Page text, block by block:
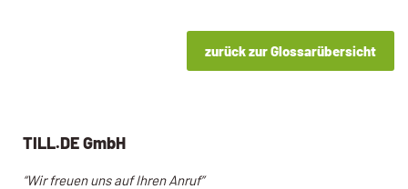
zurück zur Glossarübersicht
TILL.DE GmbH
“Wir freuen uns auf Ihren Anruf”